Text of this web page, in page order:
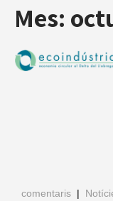
Mes:
comentaris |